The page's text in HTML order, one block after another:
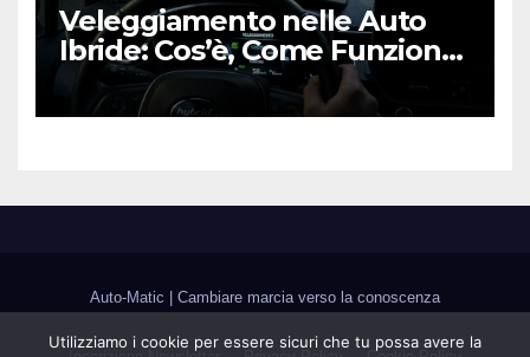
Veleggiamento nelle Auto
Ibride: Cos’è, Come Funziona
e Come Sfruttarlo al Meglio
Auto-Matic Cambiare marcia verso la conoscenza
Utilizziamo i cookie per essere sicuri che tu possa avere la